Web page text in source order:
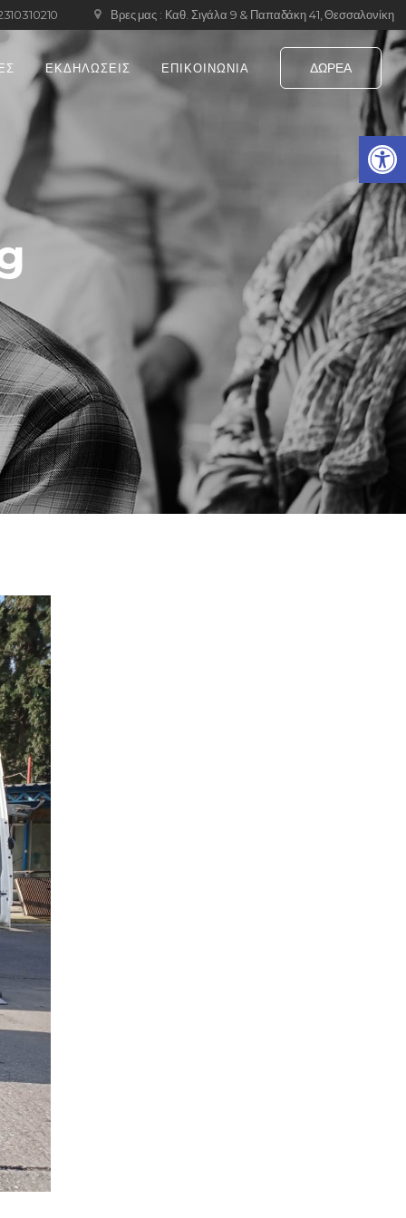
Βρες μας : Καθ. Σιγάλα 9 & Παπαδάκη 41, Θεσσαλονίκη
ΔΩΡΕΑ
ΕΚΔΗΛΩΣΕΙΣ ΕΠΙΚΟΙΝΩΝΙΑ